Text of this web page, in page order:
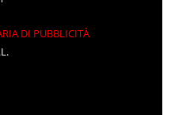
DI PUBBLICITÀ